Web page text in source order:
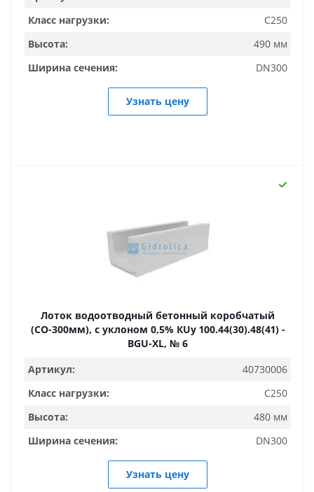
Класс нагрузки:
C250
Высота:
490 мм
Ширина сечения:
DN300
Узнать цену
Лоток водоотводный бетонный коробчатый
(СО-300мм), с уклоном 0,5% КUу 100.44(30).48(41) -
BGU-XL, № 6
Артикул:
40730006
Класс нагрузки:
C250
Высота:
480 мм
Ширина сечения:
DN300
Узнать цену